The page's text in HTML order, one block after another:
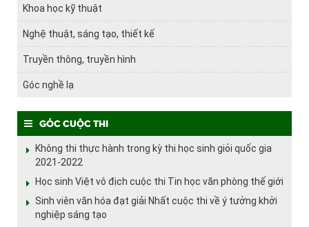
Khoa học kỹ thuật
Nghệ thuật, sáng tạo, thiết kế
Truyền thông, truyền hình
Góc nghề lạ
Góc cuộc thi
Không thi thực hành trong kỳ thi học sinh giỏi quốc gia
2021-2022
Học sinh Việt vô địch cuộc thi Tin học văn phòng thế giới
Sinh viên văn hóa đạt giải Nhất cuộc thi về ý tưởng khởi
nghiệp sáng tạo